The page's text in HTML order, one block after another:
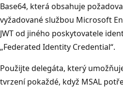
Base64, která obsahuje
vyžadované službou Microsoft
JWT od jiného poskytovatele
„Federated Identity Credential“.
Použijte delegáta, který
tvrzení pokaždé, když MSAL